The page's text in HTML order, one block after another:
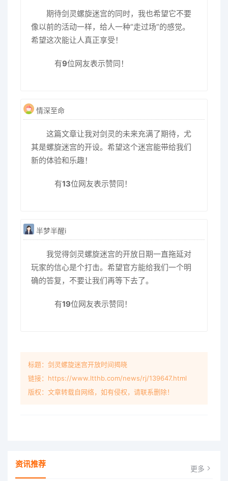
期待剑灵螺旋迷宫的同时，我也希望它不要
像以前的活动一样，给人一种“走过场”的感觉。
希望这次能让人真正享受！
有9位网友表示赞同！
情深至命
这篇文章让我对剑灵的未来充满了期待，尤
其是螺旋迷宫的开设。希望这个迷宫能带给我们
新的体验和乐趣！
有13位网友表示赞同！
半梦半醒i
我觉得剑灵螺旋迷宫的开放日期一直拖延对
玩家的信心是个打击。希望官方能给我们一个明
确的答复，不要让我们再等下去了。
有19位网友表示赞同！
标题：剑灵螺旋迷宫开放时间揭晓
链接：https://www.ltthb.com/news/rj/139647.html
版权：文章转载自网络，如有侵权，请联系删除！
资讯推荐 更多